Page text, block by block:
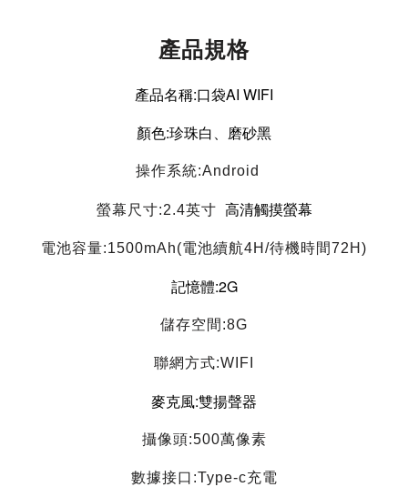
產品規格
產品名稱:口袋AI WIFI
顏色:珍珠白、磨砂黑
操作系統:Android
螢幕尺寸:2.4英寸 高清觸摸螢幕
電池容量:1500mAh(電池續航4H/待機時間72H)
記憶體:2G
儲存空間:8G
聯網方式:WIFI
麥克風:雙揚聲器
攝像頭:500萬像素
數據接口:Type-c充電